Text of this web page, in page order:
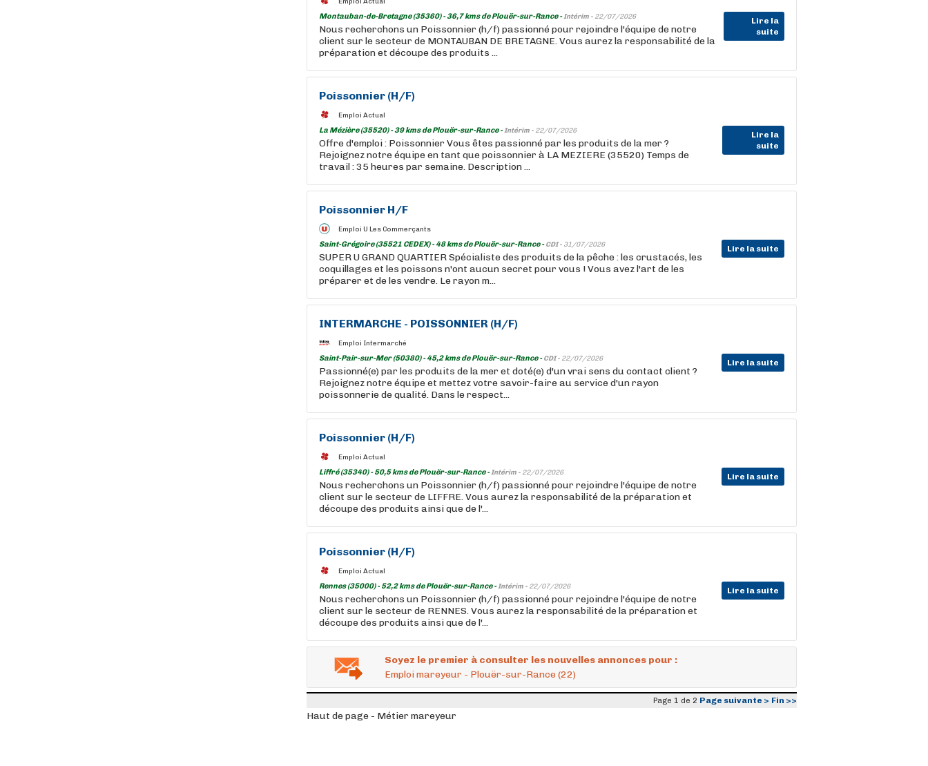
Montauban-de-Bretagne (35360) - 36,7 kms de Plouër-sur-Rance -Intérim - 22/07/2026
Lire la
suite
Nous recherchons un Poissonnier (h/f) passionné pour rejoindre l'équipe de notre
client sur le secteur de MONTAUBAN DE BRETAGNE. Vous aurez la responsabilité de la
préparation et découpe des produits ...
Poissonnier (H/F)
Emploi Actual
La Mézière (35520) - 39 kms de Plouër-sur-Rance -Intérim - 22/07/2026
Lire la
suite
Offre d'emploi : Poissonnier Vous êtes passionné par les produits de la mer ?
Rejoignez notre équipe en tant que poissonnier à LA MEZIERE (35520) Temps de
travail : 35 heures par semaine. Description ...
Poissonnier H/F
Emploi U Les Commerçants
Saint-Grégoire (35521 CEDEX) - 48 kms de Plouër-sur-Rance -CDI - 31/07/2026 Lire la suite
SUPER U GRAND QUARTIER Spécialiste des produits de la pêche : les crustacés, les
coquillages et les poissons n'ont aucun secret pour vous ! Vous avez l'art de les
préparer et de les vendre. Le rayon m...
INTERMARCHE - POISSONNIER (H/F)
Emploi Intermarché
Saint-Pair-sur-Mer (50380) - 45,2 kms de Plouër-sur-Rance -CDI - 22/07/2026 Lire la suite
Passionné(e) par les produits de la mer et doté(e) d'un vrai sens du contact client ?
Rejoignez notre équipe et mettez votre savoir-faire au service d'un rayon
poissonnerie de qualité. Dans le respect...
Poissonnier (H/F)
Emploi Actual
Liffré (35340) - 50,5 kms de Plouër-sur-Rance -Intérim - 22/07/2026 Lire la suite
Nous recherchons un Poissonnier (h/f) passionné pour rejoindre l'équipe de notre
client sur le secteur de LIFFRE. Vous aurez la responsabilité de la préparation et
découpe des produits ainsi que de l'...
Poissonnier (H/F)
Emploi Actual
Rennes (35000) - 52,2 kms de Plouër-sur-Rance -Intérim - 22/07/2026 Lire la suite
Nous recherchons un Poissonnier (h/f) passionné pour rejoindre l'équipe de notre
client sur le secteur de RENNES. Vous aurez la responsabilité de la préparation et
découpe des produits ainsi que de l'...
Soyez le premier à consulter les nouvelles annonces pour :
Emploi mareyeur - Plouër-sur-Rance (22)
Page 1 de 2 Page suivante > Fin >>
Haut de page - Métier mareyeur